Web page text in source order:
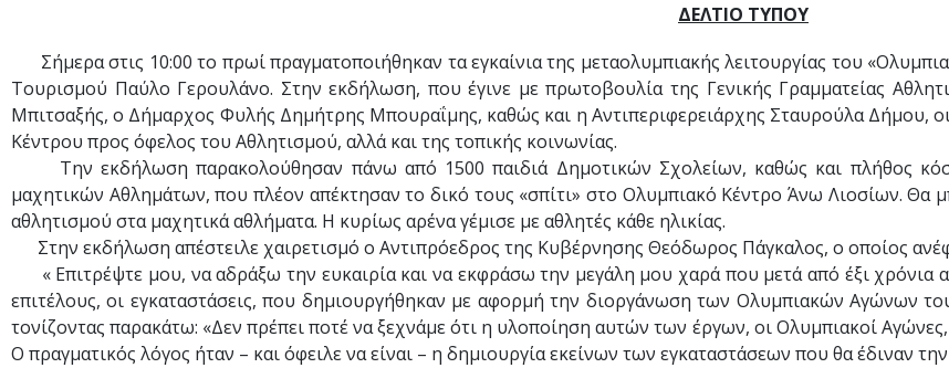
ΔΕΛΤΙΟ ΤΥΠΟΥ
Σήμερα στις 10:00 το πρωί πραγματοποιήθηκαν τα εγκαίνια της μεταολυμπιακής λειτουργίας του
Τουρισμού Παύλο Γερουλάνο. Στην εκδήλωση, που έγινε με πρωτοβουλία της Γενικής Γραμματείας
Μπιτσαξής, ο Δήμαρχος Φυλής Δημήτρης Μπουραΐμης, καθώς και η Αντιπεριφερειάρχης Σταυρούλα Δήμου,
Κέντρου προς όφελος του Αθλητισμού, αλλά και της τοπικής κοινωνίας.
Την εκδήλωση παρακολούθησαν πάνω από 1500 παιδιά Δημοτικών Σχολείων, καθώς και πλήθος
μαχητικών Αθλημάτων, που πλέον απέκτησαν το δικό τους «σπίτι» στο Ολυμπιακό Κέντρο Άνω Λιοσίων. Θα
αθλητισμού στα μαχητικά αθλήματα. Η κυρίως αρένα γέμισε με αθλητές κάθε ηλικίας.
Στην εκδήλωση απέστειλε χαιρετισμό ο Αντιπρόεδρος της Κυβέρνησης Θεόδωρος Πάγκαλος, ο οποίος
« Επιτρέψτε μου, να αδράξω την ευκαιρία και να εκφράσω την μεγάλη μου χαρά που μετά από έξι χρόνια
επιτέλους, οι εγκαταστάσεις, που δημιουργήθηκαν με αφορμή την διοργάνωση των Ολυμπιακών Αγώνων
τονίζοντας παρακάτω: «Δεν πρέπει ποτέ να ξεχνάμε ότι η υλοποίηση αυτών των έργων, οι Ολυμπιακοί
Ο πραγματικός λόγος ήταν – και όφειλε να είναι – η δημιουργία εκείνων των εγκαταστάσεων που θα έδιναν